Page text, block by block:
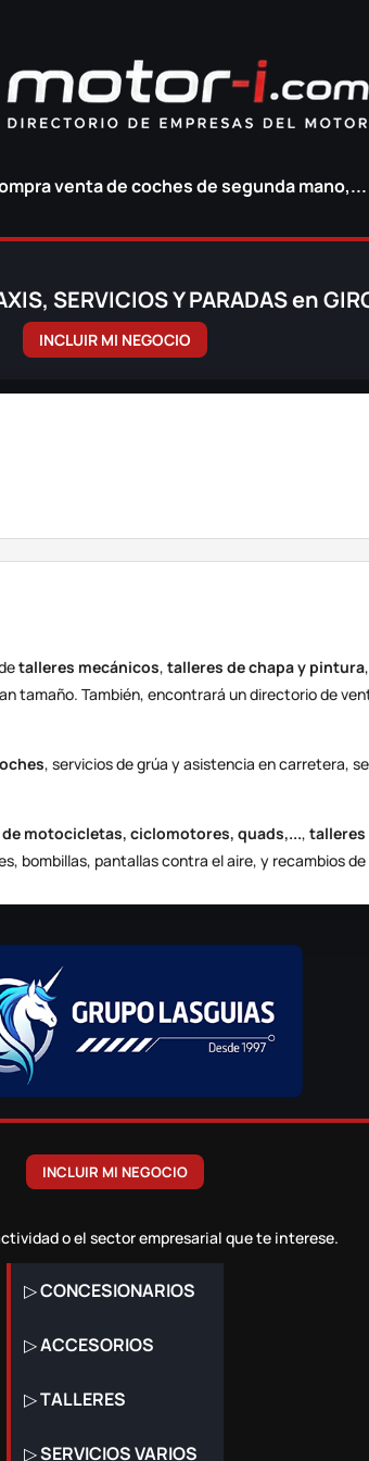
venta de coches de segunda mano,...
SERVICIOS Y PARADAS en
INCLUIR MI NEGOCIO
talleres mecánicos, talleres de chapa y pintura
tamaño. También, encontrará un directorio de
, servicios de grúa y asistencia en carretera,
motocicletas, ciclomotores, quads,..., talleres
bombillas, pantallas contra el aire, y recambios
INCLUIR MI NEGOCIO
o el sector empresarial que te interese.
▷CONCESIONARIOS
▷ACCESORIOS
▷TALLERES
▷SERVICIOS VARIOS